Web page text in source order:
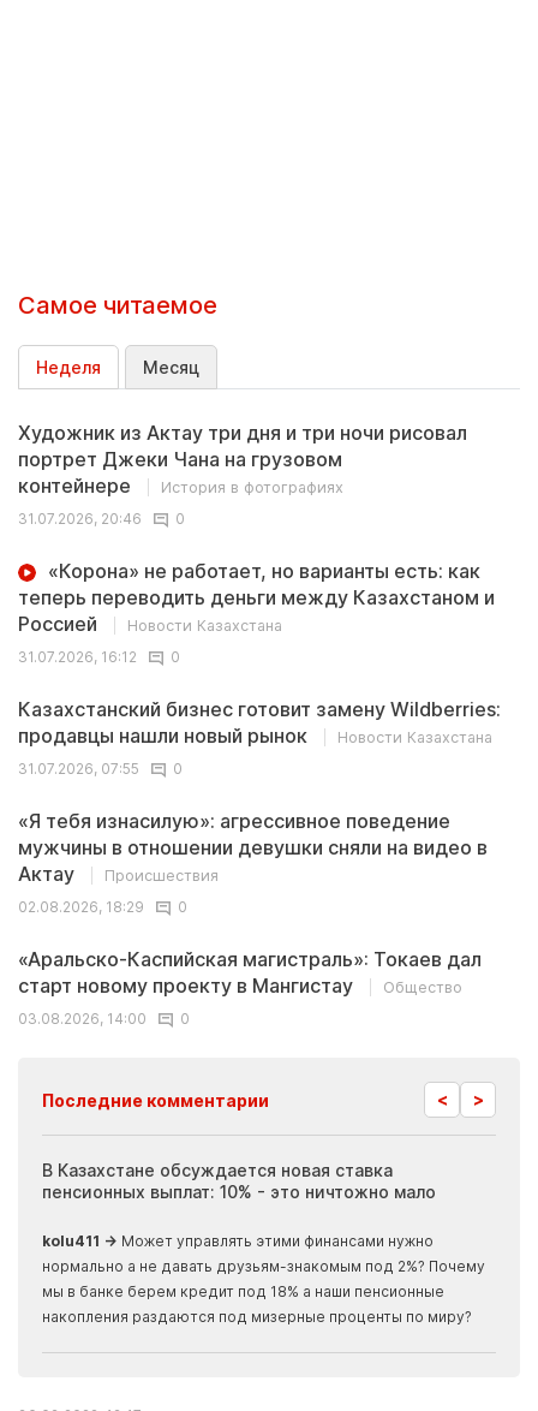
Самое читаемое
Неделя Месяц
Художник из Актау три дня и три ночи рисовал
портрет Джеки Чана на грузовом
контейнере
История в фотографиях
31.07.2026, 20:46
0
«Корона» не работает, но варианты есть: как
теперь переводить деньги между Казахстаном и
Россией
Новости Казахстана
31.07.2026, 16:12
0
Казахстанский бизнес готовит замену Wildberries:
продавцы нашли новый рынок
Новости Казахстана
31.07.2026, 07:55
0
«Я тебя изнасилую»: агрессивное поведение
мужчины в отношении девушки сняли на видео в
Актау
Происшествия
02.08.2026, 18:29
0
«Аральско-Каспийская магистраль»: Токаев дал
старт новому проекту в Мангистау
Общество
03.08.2026, 14:00
0
Последние комментарии < >
В Казахстане обсуждается новая ставка
пенсионных выплат: 10% - это ничтожно мало
kolu411 → Может управлять этими финансами нужно
нормально а не давать друзьям-знакомым под 2%? Почему
мы в банке берем кредит под 18% а наши пенсионные
накопления раздаются под мизерные проценты по миру?